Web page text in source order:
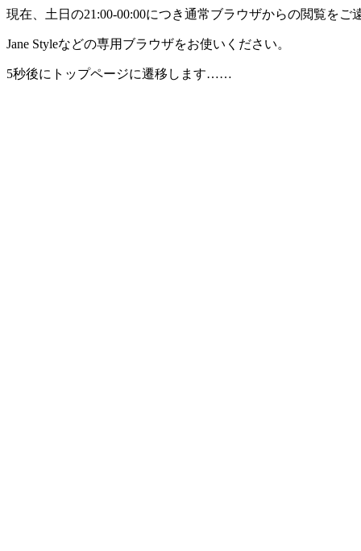
現在、土日の21:00-00:00につき通常ブラウザからの閲覧をご
Jane Styleなどの専用ブラウザをお使いください。
5秒後にトップページに遷移します……